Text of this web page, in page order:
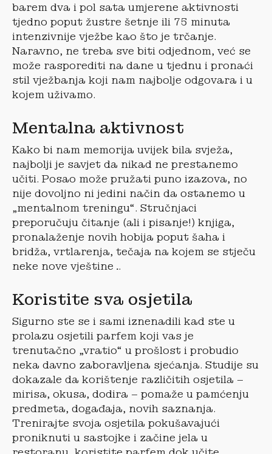
barem dva i pol sata umjerene aktivnosti
tjedno poput žustre šetnje ili 75 minuta
intenzivnije vježbe kao što je trčanje.
Naravno, ne treba sve biti odjednom, već se
može rasporediti na dane u tjednu i pronaći
stil vježbanja koji nam najbolje odgovara i u
kojem uživamo.
Mentalna aktivnost
Kako bi nam memorija uvijek bila svježa,
najbolji je savjet da nikad ne prestanemo
učiti. Posao može pružati puno izazova, no
nije dovoljno ni jedini način da ostanemo u
„mentalnom treningu“. Stručnjaci
preporučuju čitanje (ali i pisanje!) knjiga,
pronalaženje novih hobija poput šaha i
bridža, vrtlarenja, tečaja na kojem se stječu
neke nove vještine…
Koristite sva osjetila
Sigurno ste se i sami iznenadili kad ste u
prolazu osjetili parfem koji vas je
trenutačno „vratio“ u prošlost i probudio
neka davno zaboravljena sjećanja. Studije su
dokazale da korištenje različitih osjetila –
mirisa, okusa, dodira – pomaže u pamćenju
predmeta, događaja, novih saznanja.
Trenirajte svoja osjetila pokušavajući
proniknuti u sastojke i začine jela u